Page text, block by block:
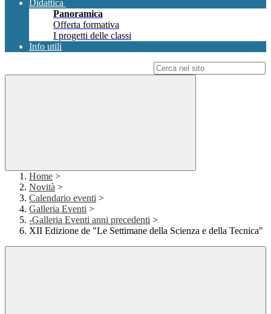
Didattica
Panoramica
Offerta formativa
I progetti delle classi
Info utili
Home >
Novità >
Calendario eventi >
Galleria Eventi >
-Galleria Eventi anni precedenti >
XII Edizione de "Le Settimane della Scienza e della Tecnica"